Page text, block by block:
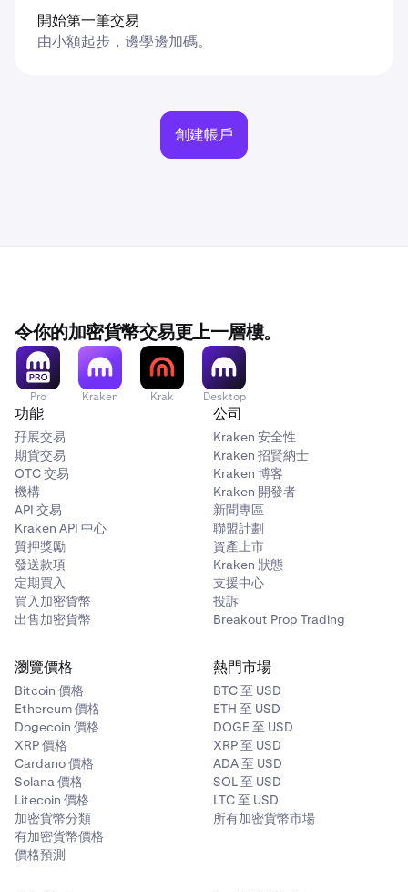
開始第一筆交易
由小額起步，邊學邊加碼。
創建帳戶
令你的加密貨幣交易更上一層樓。
Pro Kraken Krak Desktop
功能
孖展交易
期貨交易
OTC 交易
機構
API 交易
Kraken API 中心
質押獎勵
發送款項
定期買入
買入加密貨幣
出售加密貨幣
公司
Kraken 安全性
Kraken 招賢納士
Kraken 博客
Kraken 開發者
新聞專區
聯盟計劃
資產上市
Kraken 狀態
支援中心
投訴
Breakout Prop Trading
瀏覽價格
Bitcoin 價格
Ethereum 價格
Dogecoin 價格
XRP 價格
Cardano 價格
Solana 價格
Litecoin 價格
加密貨幣分類
有加密貨幣價格
價格預測
熱門市場
BTC 至 USD
ETH 至 USD
DOGE 至 USD
XRP 至 USD
ADA 至 USD
SOL 至 USD
LTC 至 USD
所有加密貨幣市場